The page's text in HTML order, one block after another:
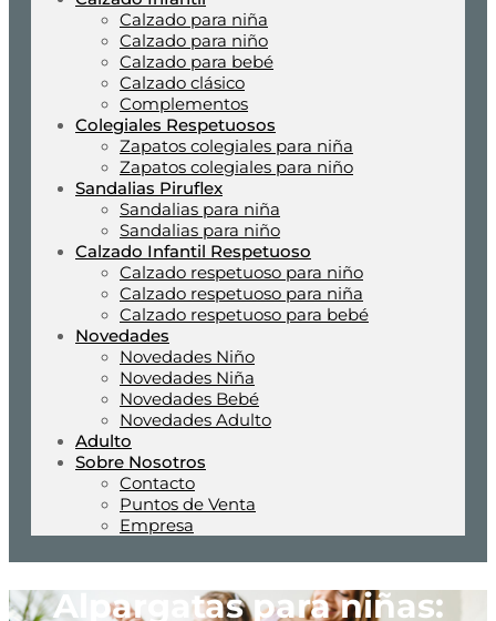
Calzado para niña
Calzado para niño
Calzado para bebé
Calzado clásico
Complementos
Colegiales Respetuosos
Zapatos colegiales para niña
Zapatos colegiales para niño
Sandalias Piruflex
Sandalias para niña
Sandalias para niño
Calzado Infantil Respetuoso
Calzado respetuoso para niño
Calzado respetuoso para niña
Calzado respetuoso para bebé
Novedades
Novedades Niño
Novedades Niña
Novedades Bebé
Novedades Adulto
Adulto
Sobre Nosotros
Contacto
Puntos de Venta
Empresa
Alpargatas para niñas: